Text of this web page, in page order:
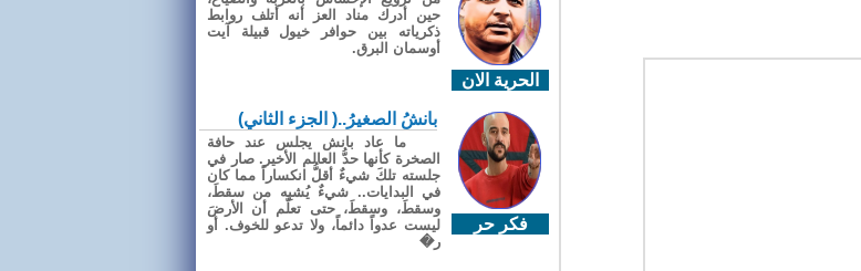
الحرية الان
حين أدرك مناد العز أنه أتلف روابط
ذكرياته بين حوافر خيول قبيلة آيت
أوسمان البرق.
فكر حر
بانشُ الصغيرُ..( الجزء الثاني)
ما عاد بانش يجلس عند حافة
الصخرة كأنها حدُّ العالم الأخير. صار في
جلسته تلكَ شيءٌ أقلُّ انكساراً مما كان
في البدايات.. شيءٌ يُشبِه من سقطَ،
وسقطَ، وسقطَ، حتى تعلّم أن الأرضَ
ليست عدواً دائماً، ولا تدعو للخوف. أو
ر�